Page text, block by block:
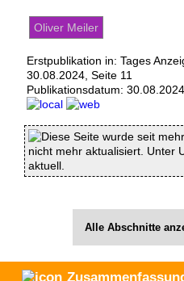
Oliver Meiler
Erstpublikation in: Tages
30.08.2024, Seite 11
Publikationsdatum: 30.08.2024
Diese Seite wurde seit
nicht mehr aktualisiert. Unter
aktuell.
Alle Abschnitte